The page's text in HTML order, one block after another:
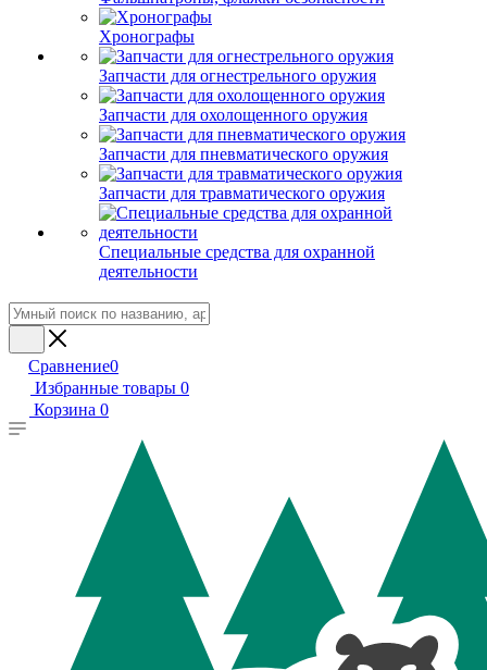
Хронографы
Запчасти для огнестрельного оружия
Запчасти для охолощенного оружия
Запчасти для пневматического оружия
Запчасти для травматического оружия
Специальные средства для охранной
деятельности
Сравнение0
Избранные товары 0
Корзина 0